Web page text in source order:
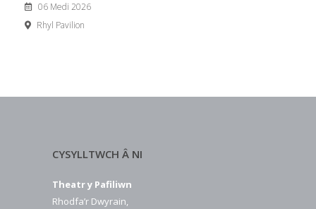
06 Medi 2026
Rhyl Pavilion
CYSYLLTWCH Â NI
Theatr y Pafiliwn
Rhodfa’r Dwyrain,